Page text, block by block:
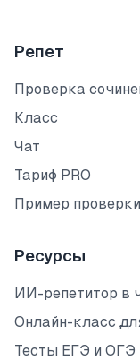
Репет
Проверка
Класс
Чат
Тариф PRO
Пример
Ресурсы
ИИ-репетитор в
Онлайн-класс
Тесты ЕГЭ и ОГЭ